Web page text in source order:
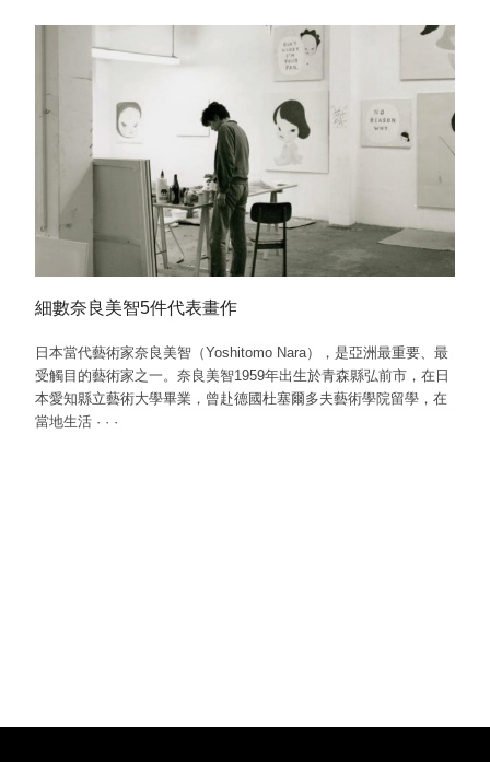
細數奈良美智5件代表畫作
日本當代藝術家奈良美智（Yoshitomo Nara），是亞洲最重要、最
受觸目的藝術家之一。奈良美智1959年出生於青森縣弘前市，在日
本愛知縣立藝術大學畢業，曾赴德國杜塞爾多夫藝術學院留學，在
當地生活 · · ·